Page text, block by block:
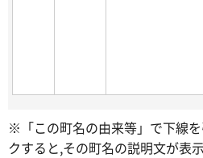
※「この町名の由来等」で下線
クすると,その町名の説明文が表